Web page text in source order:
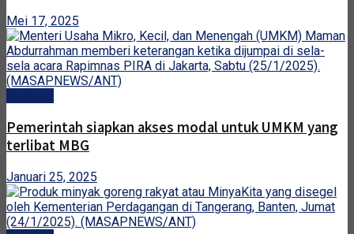
Mei 17, 2025
Pemerintah siapkan akses modal untuk UMKM yang
terlibat MBG
Januari 25, 2025